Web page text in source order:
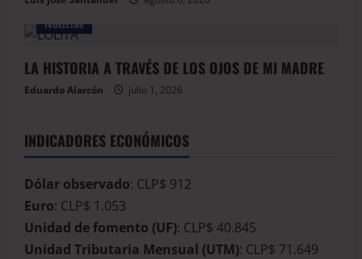
Noticias
LA HISTORIA A TRAVÉS DE LOS OJOS DE MI MADRE
Eduardo Alarcón julio 1, 2026
INDICADORES ECONÓMICOS
Dólar observado: CLP$ 912
Euro: CLP$ 1.053
Unidad de fomento (UF): CLP$ 40.845
Unidad Tributaria Mensual (UTM): CLP$ 71.649